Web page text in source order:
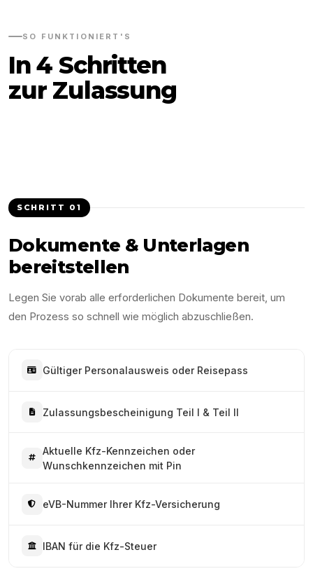
SO FUNKTIONIERT'S
In 4 Schritten
zur Zulassung
SCHRITT 01
Dokumente & Unterlagen
bereitstellen
Legen Sie vorab alle erforderlichen Dokumente bereit, um
den Prozess so schnell wie möglich abzuschließen.
Gültiger Personalausweis oder Reisepass
Zulassungsbescheinigung Teil I & Teil II
Aktuelle Kfz-Kennzeichen oder
Wunschkennzeichen mit Pin
eVB-Nummer Ihrer Kfz-Versicherung
IBAN für die Kfz-Steuer